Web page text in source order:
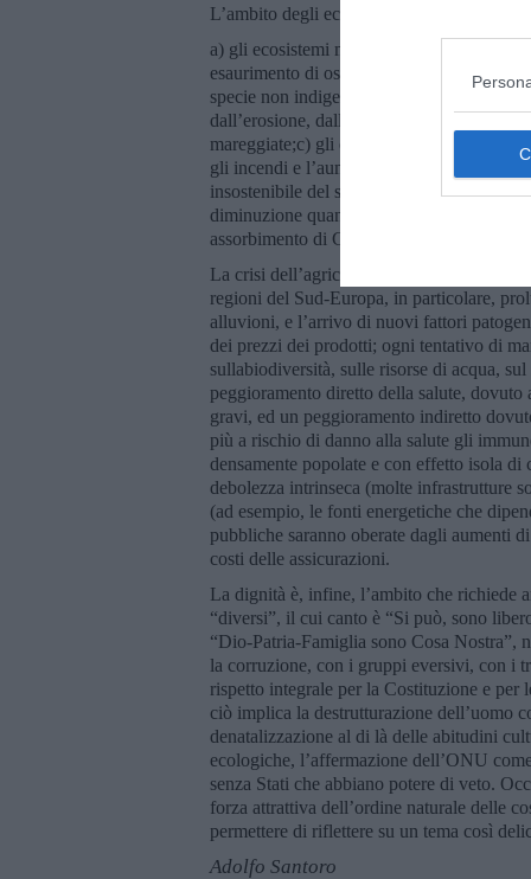
L’ambito degli ecosistemi è il più colpito:
a) gli ecosistemi marini sono minacciati
esaurimento di ossigeno) e da fattori
specie non indigene e le alghe, mentre la
dall’erosione, dalle alluvioni e dalle
mareggiate;c) gli ecosistemi terrestri
gli incendi e l’aumento di specie aliene;d)
insostenibile del suolo e dalla gestione
diminuzione quantitativa e qualitativa
assorbimento di CO2.
La crisi dell’agricoltura potrebbe mettere
regioni del Sud-Europa, in particolare,
alluvioni, e l’arrivo di nuovi fattori
dei prezzi dei prodotti; ogni tentativo di
sullabiodiversità, sulle risorse di acqua,
peggioramento diretto della salute,
gravi, ed un peggioramento indiretto
più a rischio di danno alla salute gli
densamente popolate e con effetto isola
debolezza intrinseca (molte infrastrutture
(ad esempio, le fonti energetiche che
pubbliche saranno oberate dagli aumenti
costi delle assicurazioni.
La dignità è, infine, l’ambito che richiede
“diversi”, il cui canto è “Si può, sono
“Dio-Patria-Famiglia sono Cosa Nostra”,
la corruzione, con i gruppi eversivi, con i
rispetto integrale per la Costituzione e
ciò implica la destrutturazione dell’uomo
denatalizzazione al di là delle abitudini
ecologiche, l’affermazione dell’ONU
senza Stati che abbiano potere di veto.
forza attrattiva dell’ordine naturale delle
permettere di riflettere su un tema così
Adolfo Santoro